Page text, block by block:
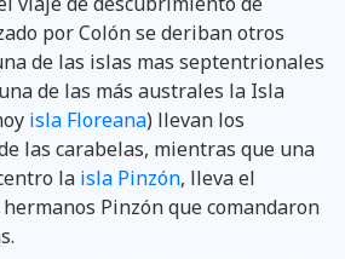
por Colón se deriban otros
de las islas mas septentrionales
de las más australes la Isla
isla Floreana) llevan los
las carabelas, mientras que una
la isla Pinzón, lleva el
Pinzón que comandaron